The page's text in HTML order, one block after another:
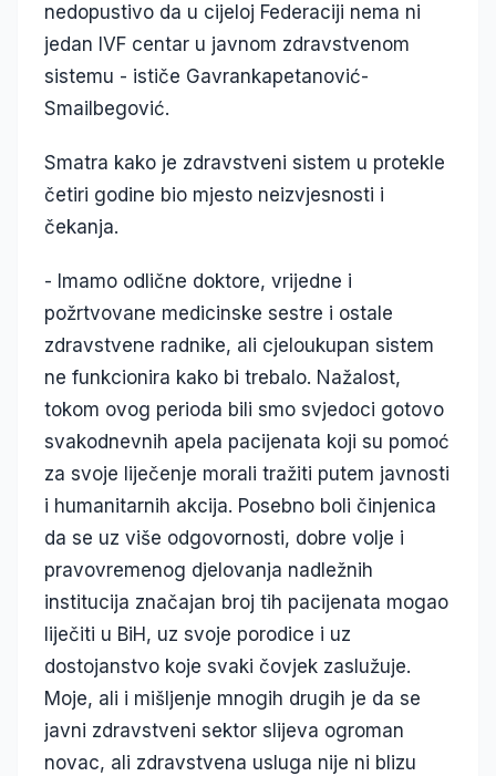
nedopustivo da u cijeloj Federaciji nema ni
jedan IVF centar u javnom zdravstvenom
sistemu - ističe Gavrankapetanović-
Smailbegović.
Smatra kako je zdravstveni sistem u protekle
četiri godine bio mjesto neizvjesnosti i
čekanja.
- Imamo odlične doktore, vrijedne i
požrtvovane medicinske sestre i ostale
zdravstvene radnike, ali cjeloukupan sistem
ne funkcionira kako bi trebalo. Nažalost,
tokom ovog perioda bili smo svjedoci gotovo
svakodnevnih apela pacijenata koji su pomoć
za svoje liječenje morali tražiti putem javnosti
i humanitarnih akcija. Posebno boli činjenica
da se uz više odgovornosti, dobre volje i
pravovremenog djelovanja nadležnih
institucija značajan broj tih pacijenata mogao
liječiti u BiH, uz svoje porodice i uz
dostojanstvo koje svaki čovjek zaslužuje.
Moje, ali i mišljenje mnogih drugih je da se
javni zdravstveni sektor slijeva ogroman
novac, ali zdravstvena usluga nije ni blizu